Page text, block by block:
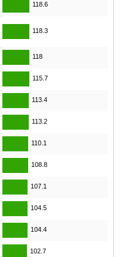
118.6
118.3
118
115.7
113.4
113.2
110.1
108.8
107.1
104.5
104.4
102.7